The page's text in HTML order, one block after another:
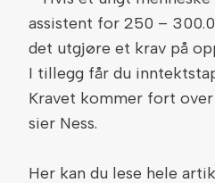
assistent for 250 –
det utgjøre et krav på
I tillegg får du
Kravet kommer fort
sier Ness.
Her kan du lese hele